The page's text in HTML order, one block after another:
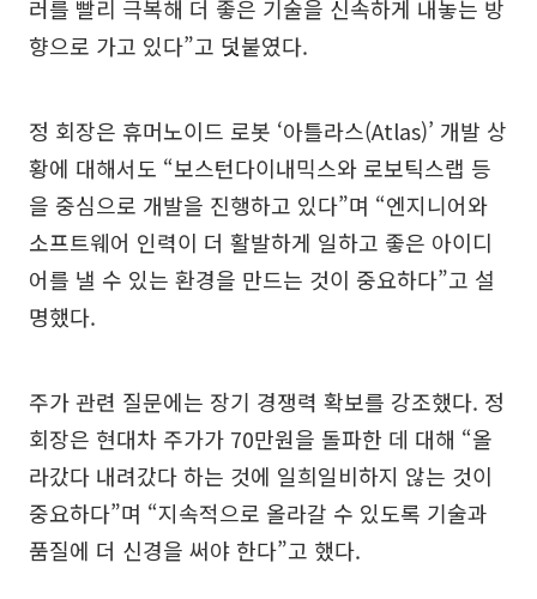
러를 빨리 극복해 더 좋은 기술을 신속하게 내놓는 방
향으로 가고 있다”고 덧붙였다.
정 회장은 휴머노이드 로봇 ‘아틀라스(Atlas)’ 개발 상
황에 대해서도 “보스턴다이내믹스와 로보틱스랩 등
을 중심으로 개발을 진행하고 있다”며 “엔지니어와
소프트웨어 인력이 더 활발하게 일하고 좋은 아이디
어를 낼 수 있는 환경을 만드는 것이 중요하다”고 설
명했다.
주가 관련 질문에는 장기 경쟁력 확보를 강조했다. 정
회장은 현대차 주가가 70만원을 돌파한 데 대해 “올
라갔다 내려갔다 하는 것에 일희일비하지 않는 것이
중요하다”며 “지속적으로 올라갈 수 있도록 기술과
품질에 더 신경을 써야 한다”고 했다.